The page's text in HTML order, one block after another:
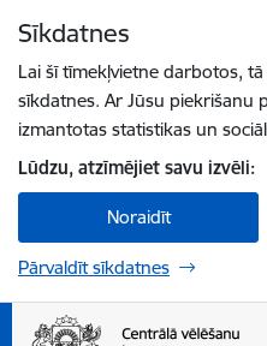
Sīkdatnes
Lai šī tīmekļvietne darbotos,
sīkdatnes. Ar Jūsu piekrišanu
izmantotas statistikas un
Lūdzu, atzīmējiet savu izvēli:
Noraidīt
Pārvaldīt sīkdatnes